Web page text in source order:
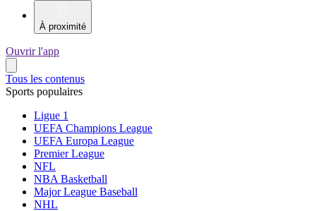
À proximité
Ouvrir l'app
Tous les contenus
Sports populaires
Ligue 1
UEFA Champions League
UEFA Europa League
Premier League
NFL
NBA Basketball
Major League Baseball
NHL